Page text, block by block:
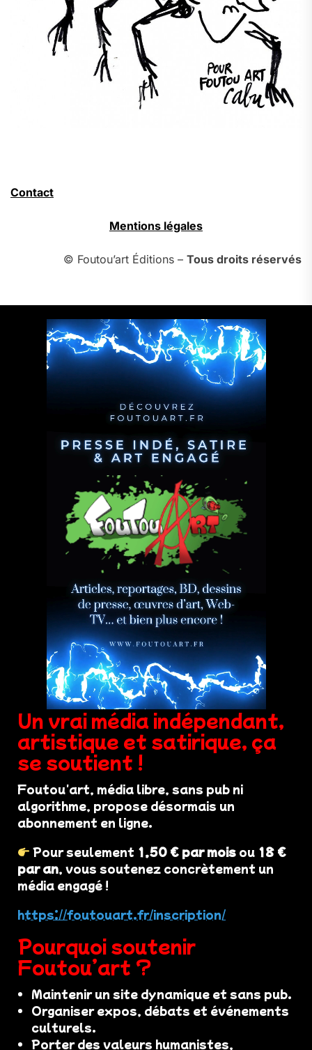
Contact
Mentions légales
© Foutou’art Éditions – Tous droits réservés
Un vrai média indépendant,
artistique et satirique, ça
se soutient !
Foutou'art, média libre, sans pub ni
algorithme, propose désormais un
abonnement en ligne.
Pour seulement 1,50 € par mois ou 18 €
par an, vous soutenez concrètement un
média engagé !
https://foutouart.fr/inscription/
Pourquoi soutenir
Foutou’art ?
Maintenir un site dynamique et sans pub.
Organiser expos, débats et événements
culturels.
Porter des valeurs humanistes,